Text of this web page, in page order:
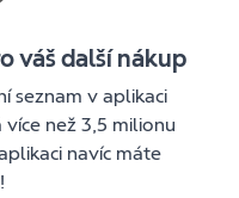
váš další nákup
seznam v aplikaci
než 3,5 milionu
navíc máte